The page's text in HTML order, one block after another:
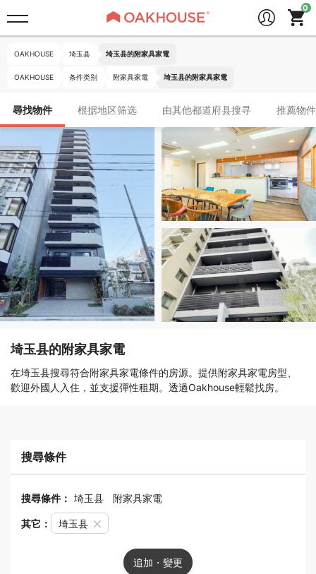
OAKHOUSE 埼玉县 埼玉县的附家具家電
OAKHOUSE 条件类别 附家具家電 埼玉县的附家具家電
尋找物件 根据地区筛选 由其他都道府县搜寻 推薦物件
埼玉县的附家具家電
在埼玉县搜尋符合附家具家電條件的房源。提供附家具家電房型、
歡迎外國人入住，並支援彈性租期。透過Oakhouse輕鬆找房。
搜尋條件
搜尋條件： 埼玉县 附家具家電
其它： 埼玉县
追加・變更